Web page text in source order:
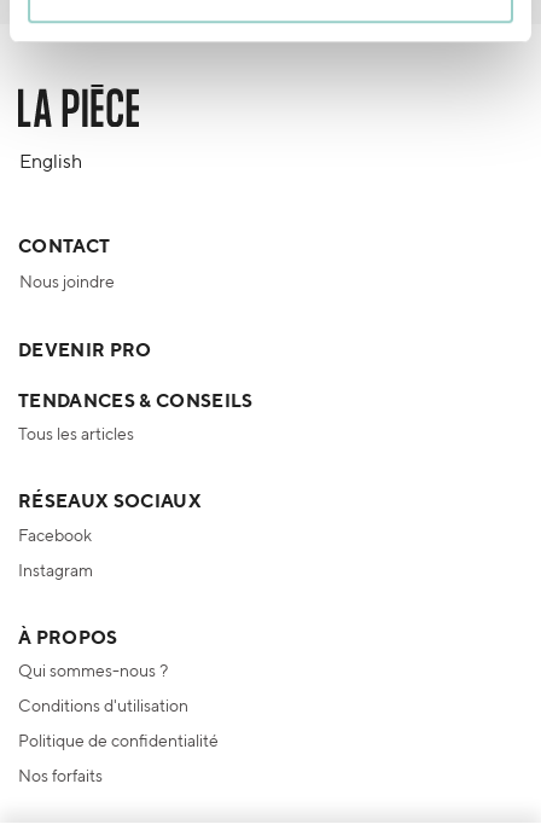
English
CONTACT
Nous joindre
DEVENIR PRO
TENDANCES & CONSEILS
Tous les articles
RÉSEAUX SOCIAUX
Facebook
Instagram
À PROPOS
Qui sommes-nous ?
Conditions d'utilisation
Politique de confidentialité
Nos forfaits